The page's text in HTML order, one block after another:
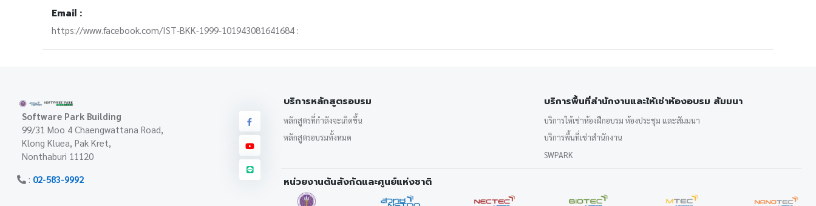
Email :
https://www.facebook.com/IST-BKK-1999-101943081641684 :
Software Park Building
99/31 Moo 4 Chaengwattana Road,
Klong Kluea, Pak Kret,
Nonthaburi 11120
: 02-583-9992
บริการหลักสูตรอบรม
หลักสูตรที่กำลังจะเกิดขึ้น
หลักสูตรอบรมทั้งหมด
บริการพื้นที่สำนักงานและให้เช่าห้องอบรม สัมมนา
บริการให้เช่าห้องฝึกอบรม ห้องประชุม และสัมมนา
บริการพื้นที่เช่าสำนักงาน
SWPARK
หน่วยงานต้นสังกัดและศูนย์แห่งชาติ